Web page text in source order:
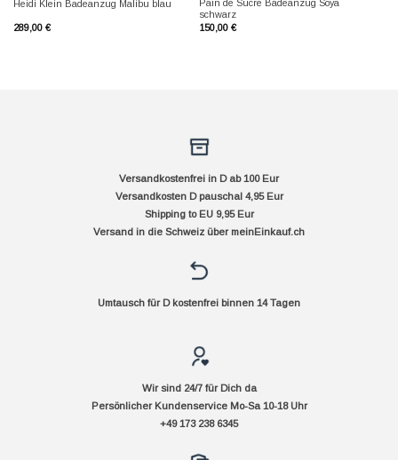
Heidi Klein Badeanzug Malibu blau
289,00 €
Pain de Sucre Badeanzug Soya
schwarz
150,00 €
Versandkostenfrei in D ab 100 Eur
Versandkosten D pauschal 4,95 Eur
Shipping to EU 9,95 Eur
Versand in die Schweiz über meinEinkauf.ch
Umtausch für D kostenfrei binnen 14 Tagen
Wir sind 24/7 für Dich da
Persönlicher Kundenservice Mo-Sa 10-18 Uhr
+49 173 238 6345